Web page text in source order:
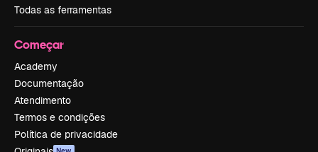
Todas as ferramentas
Começar
Academy
Documentação
Atendimento
Termos e condições
Política de privacidade